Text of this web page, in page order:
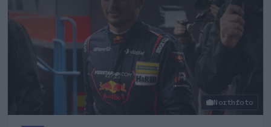
Northfoto